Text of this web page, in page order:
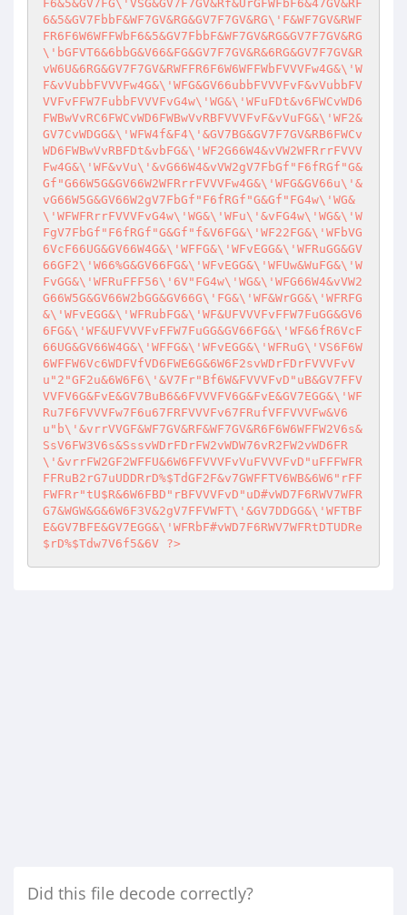
Did this file decode correctly?